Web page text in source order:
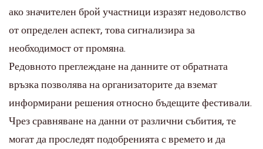
ако значителен брой участници изразят недоволство
от определен аспект, това сигнализира за
необходимост от промяна.
Редовното преглеждане на данните от обратната
връзка позволява на организаторите да вземат
информирани решения относно бъдещите фестивали.
Чрез сравняване на данни от различни събития, те
могат да проследят подобренията с времето и да